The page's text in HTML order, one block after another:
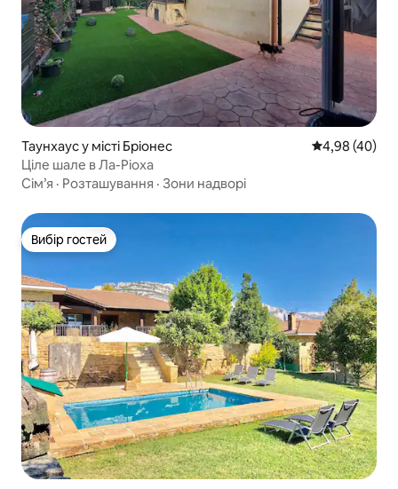
Таунхаус у місті Бріонес Середня
4,98 (40)
Ціле шале в Ла-Ріоха
Сім’я · Розташування · Зони надворі
Вибір гостей
Вибір гостей